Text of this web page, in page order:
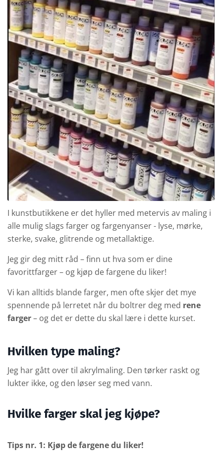
I kunstbutikkene er det hyller med metervis av maling i
alle mulig slags farger og fargenyanser - lyse, mørke,
sterke, svake, glitrende og metallaktige.
Jeg gir deg mitt råd – finn ut hva som er dine
favorittfarger – og kjøp de fargene du liker!
Vi kan alltids blande farger, men ofte skjer det mye
spennende på lerretet når du boltrer deg med rene
farger– og det er dette du skal lære i dette kurset.
Hvilken type maling?
Jeg har gått over til akrylmaling. Den tørker raskt og
lukter ikke, og den løser seg med vann.
Hvilke farger skal jeg kjøpe?
Tips nr. 1: Kjøp de fargene du liker!